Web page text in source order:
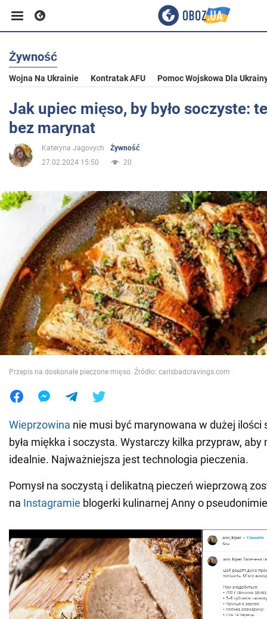
Biznes
Sport
Rozrywka
Społeczeństwo
Wojna na Ukrainie
Świat
Jedzenie
Żywność
Wojna Na Ukrainie Kontratak AFU Pomoc Wojskowa Dla
Jak upiec mięso, by było soczyste:
bez marynat
Kateryna Jagovych
Żywność
27.02.2024 15:50
20
Przepis na doskonałe pieczone mięso. Źródło: carlsbadcravings.com
Wieprzowina nie musi być marynowana w dużej ilości
była miękka i soczysta. Wystarczy kilka przypraw, aby
idealnie. Najważniejsza jest technologia pieczenia.
Pomysł na soczystą i delikatną pieczeń wieprzową
na Instagramie blogerki kulinarnej Anny o